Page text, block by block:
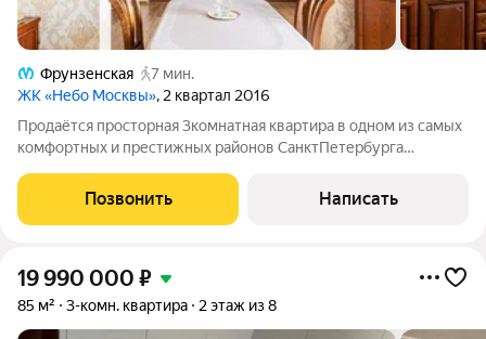
Фрунзенская
7 мин.
ЖК «Небо Москвы», 2 квартал 2016
Продаётся просторная 3комнатная квартира в одном из самых
комфортных и престижных районов СанктПетербурга
«Фрунзенская» (10 минут пешком), метро «Балтийская» (15
минут пешком). Это вариант для
Позвонить Написать
19 990 000 ₽
85 м² 3-комн. квартира 2 этаж из 8